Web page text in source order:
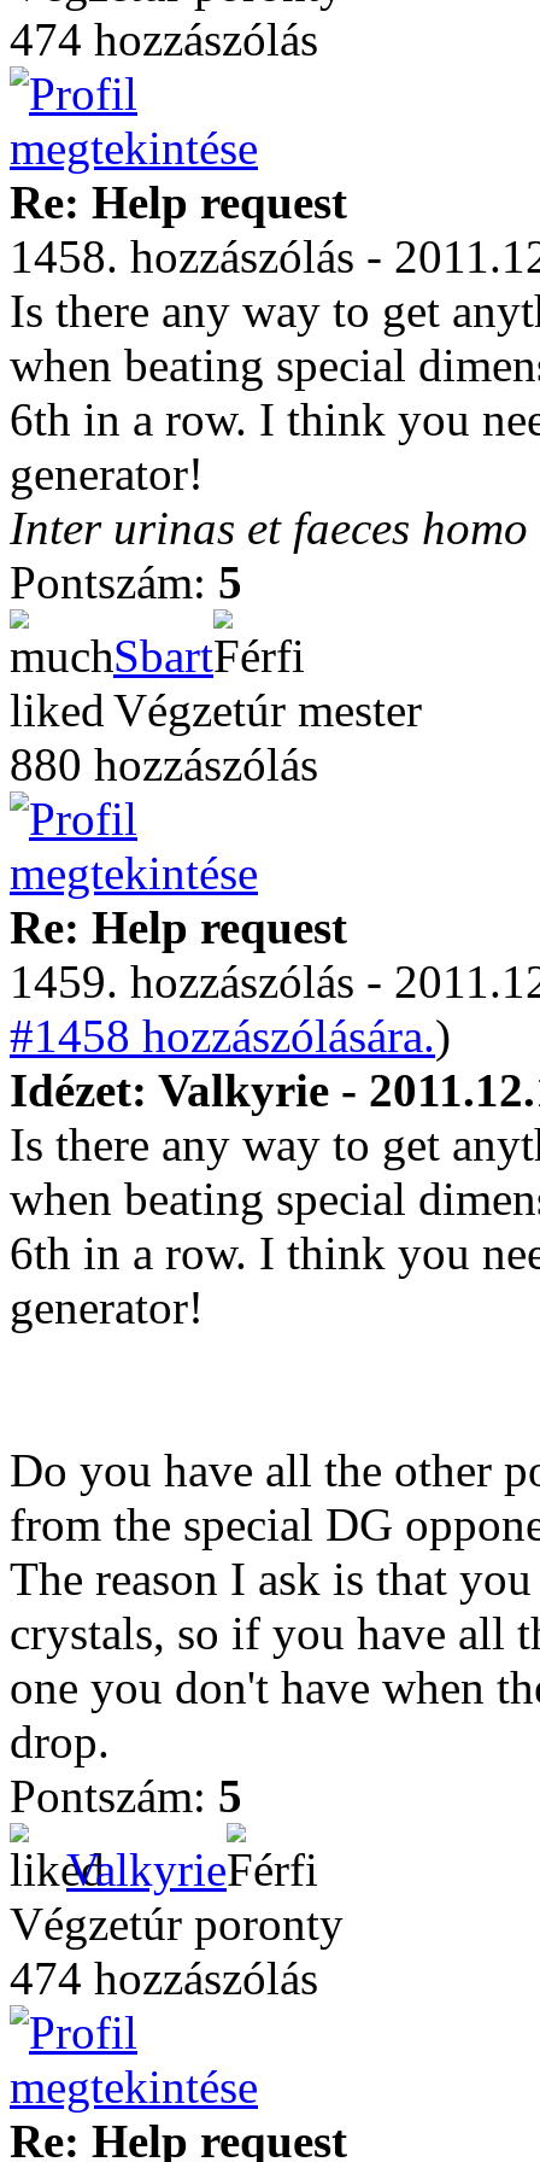
474 hozzászólás
Re: Help request
1458. hozzászólás -
Is there any way to get
when beating special
6th in a row. I think you
generator!
Inter urinas et faeces
Pontszám: 5
Sbart
Végzetúr mester
880 hozzászólás
Re: Help request
1459. hozzászólás -
#1458 hozzászólására.)
Idézet: Valkyrie -
Is there any way to get
when beating special
6th in a row. I think you
generator!
Do you have all the other
from the special DG
The reason I ask is that
crystals, so if you have all
one you don't have when
drop.
Pontszám: 5
Valkyrie
Végzetúr poronty
474 hozzászólás
Re: Help request